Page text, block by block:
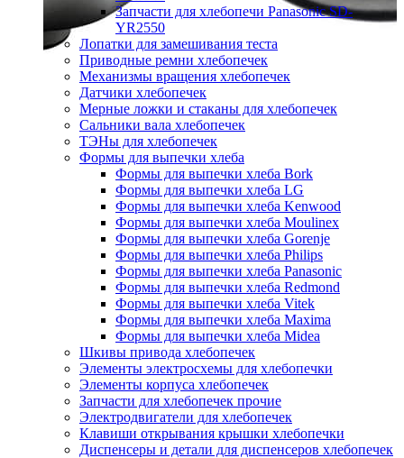
Запчасти для хлебопечи Panasonic SD-
YR2550
Лопатки для замешивания теста
Приводные ремни хлебопечек
Механизмы вращения хлебопечек
Датчики хлебопечек
Мерные ложки и стаканы для хлебопечек
Сальники вала хлебопечек
ТЭНы для хлебопечек
Формы для выпечки хлеба
Формы для выпечки хлеба Bork
Формы для выпечки хлеба LG
Формы для выпечки хлеба Kenwood
Формы для выпечки хлеба Moulinex
Формы для выпечки хлеба Gorenje
Формы для выпечки хлеба Philips
Формы для выпечки хлеба Panasonic
Формы для выпечки хлеба Redmond
Формы для выпечки хлеба Vitek
Формы для выпечки хлеба Maxima
Формы для выпечки хлеба Midea
Шкивы привода хлебопечек
Элементы электросхемы для хлебопечки
Элементы корпуса хлебопечек
Запчасти для хлебопечек прочие
Электродвигатели для хлебопечек
Клавиши открывания крышки хлебопечки
Диспенсеры и детали для диспенсеров хлебопечек